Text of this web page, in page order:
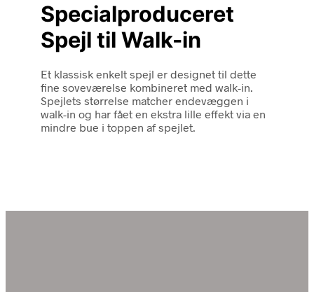
Specialproduceret
Spejl til Walk-in
Et klassisk enkelt spejl er designet til dette
fine soveværelse kombineret med walk-in.
Spejlets størrelse matcher endevæggen i
walk-in og har fået en ekstra lille effekt via en
mindre bue i toppen af spejlet.